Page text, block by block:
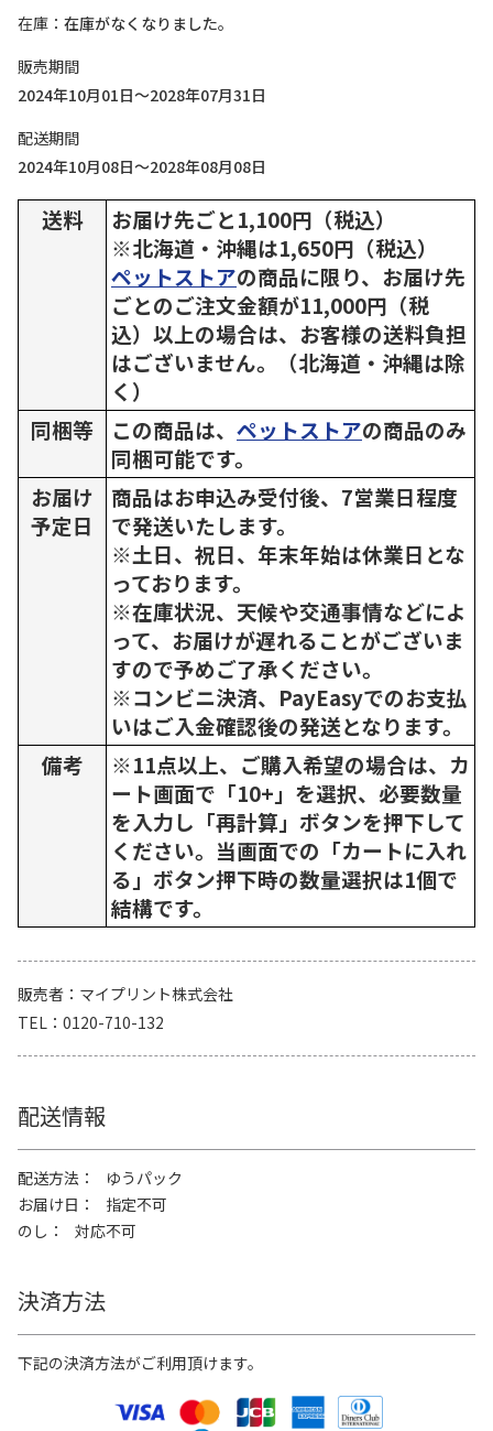
在庫
在庫がなくなりました。
販売期間
2024年10月01日～2028年07月31日
配送期間
2024年10月08日～2028年08月08日
送料
お届け先ごと1,100円（税込）
※北海道・沖縄は1,650円（税込）
ペットストアの商品に限り、お届け先
ごとのご注文金額が11,000円（税
込）以上の場合は、お客様の送料負担
はございません。（北海道・沖縄は除
く）
同梱等
この商品は、 ペットストアの商品のみ
同梱可能です。
お届け
予定日
商品はお申込み受付後、7営業日程度
で発送いたします。
※土日、祝日、年末年始は休業日とな
っております。
※在庫状況、天候や交通事情などによ
って、お届けが遅れることがございま
すので予めご了承ください。
※コンビニ決済、PayEasyでのお支払
いはご入金確認後の発送となります。
備考
※11点以上、ご購入希望の場合は、カ
ート画面で「10+」を選択、必要数量
を入力し「再計算」ボタンを押下して
ください。当画面での「カートに入れ
る」ボタン押下時の数量選択は1個で
結構です。
販売者
マイプリント株式会社
TEL
0120-710-132
配送情報
配送方法
ゆうパック
お届け日
指定不可
のし
対応不可
決済方法
下記の決済方法がご利用頂けます。